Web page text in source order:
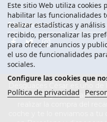
Este sitio Web utiliza cookies
habilitar las funcionalidades
realizar estadísticas y
recibido, personalizar las
para ofrecer anuncios y
el uso de funcionalidades
sociales.
Configure las cookies que
Política de privacidad
Síguenos en
Barcelona y de España.